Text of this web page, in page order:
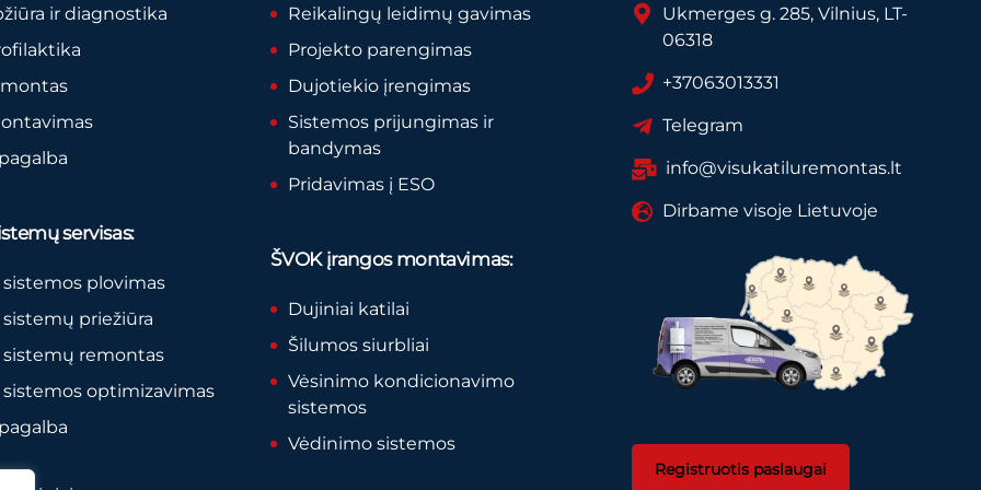
ir diagnostika
servisas:
plovimas
priežiūra
sistemų remontas
optimizavimas
Reikalingų leidimų gavimas
Projekto parengimas
Dujotiekio įrengimas
Sistemos prijungimas ir
bandymas
Pridavimas į ESO
ŠVOK įrangos montavimas:
Dujiniai katilai
Šilumos siurbliai
Vėsinimo kondicionavimo
sistemos
Vėdinimo sistemos
Ukmerges g. 285, Vilnius, LT-
06318
+37063013331
Telegram
info@visukatiluremontas.lt
Dirbame visoje Lietuvoje
Registruotis paslaugai